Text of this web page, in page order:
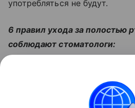
употребляться не будут.
6 правил ухода за полостью
соблюдают стоматологи:
которые нужно есть в